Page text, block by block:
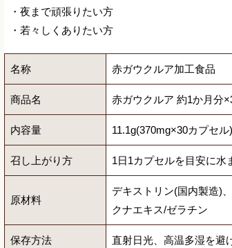
・夜まで頑張りたい方
・若々しくありたい方
名称 赤ガウクルア加工食品
商品名 赤ガウクルア 約1か月分
内容量 11.1g(370mg×30カプセル
召し上がり方 1日1カプセルを目安に水
原材料
デキストリン(国内製造)
クナエキス/ゼラチン
保存方法 直射日光、高温多湿を避